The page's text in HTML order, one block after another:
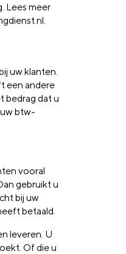
Lees meer
uw klanten.
een andere
bedrag dat u
btw-
vooral
gebruikt u
bij uw
betaald.
leveren. U
Of die u